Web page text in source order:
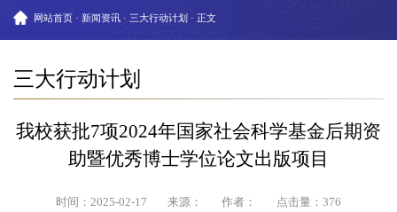
网站首页 · 新闻资讯 · 三大行动计划 · 正文
三大行动计划
我校获批7项2024年国家社会科学基金后期资
助暨优秀博士学位论文出版项目
时间：2025-02-17 来源： 作者： 点击量： 376